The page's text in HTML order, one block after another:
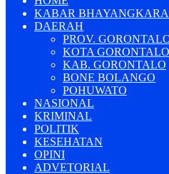
KABAR BHAYANGKARA
DAERAH
PROV.
KOTA GORONTALO
KAB. GORONTALO
BONE BOLANGO
POHUWATO
NASIONAL
KRIMINAL
POLITIK
KESEHATAN
OPINI
ADVETORIAL